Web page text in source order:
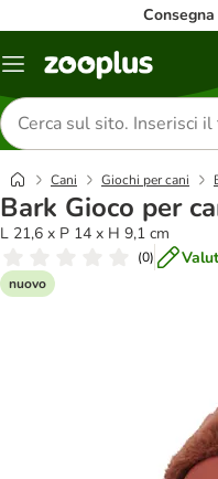
Overview
Cerca
prodotti
Cani Giochi per cani
Bark Gioco per
L 21,6 x P 14 x H 9,1 cm
(0)
nuovo